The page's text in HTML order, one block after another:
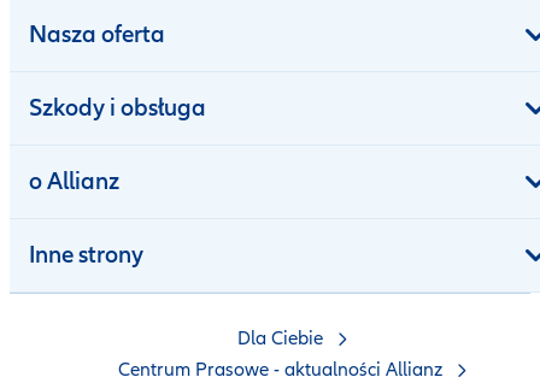
Nasza oferta
Szkody i obsługa
o Allianz
Inne strony
Dla Ciebie
Centrum Prasowe - aktualności Allianz